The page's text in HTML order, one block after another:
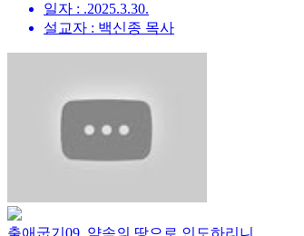
일자 : .2025.3.30.
설교자 : 백신종 목사